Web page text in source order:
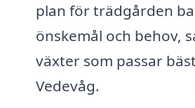
plan för trädgården
önskemål och behov,
växter som passar
Vedevåg.